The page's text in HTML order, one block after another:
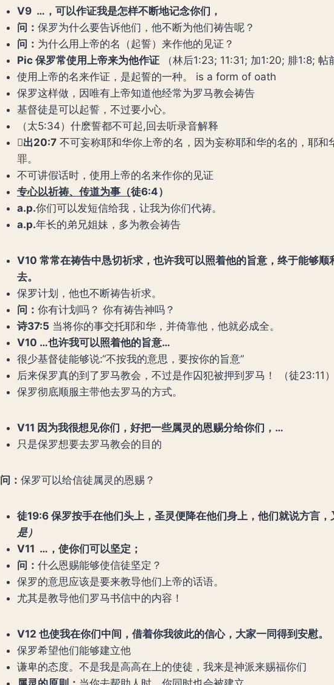
V9 …，可以作证我是怎样不断地记念你们，
问： 保罗为什么要告诉他们，他不断为他们祷告呢？
问： 为什么用上帝的名（起誓）来作他的见证？
Pic 保罗常使用上帝来为他作证 （林后1:23; 11:31; 加1:20; 腓1:8; 帖
使用上帝的名来作证，是起誓的一种。 is a form of oath
保罗这样做，因唯有上帝知道他经常为罗马教会祷告
基督徒是可以起誓，不过要小心。
（太5:34）什麽誓都不可起,回去听录音解释
出20:7 不可妄称耶和华你上帝的名，因为妄称耶和华的名的，耶和
罪。
不可讲假话时，使用上帝的名来作你的见证
专心以祈祷、传道为事（徒6:4）
a.p.你们可以发短信给我，让我为你们代祷。
a.p.年长的弟兄姐妹，多为教会祷告
V10 常常在祷告中恳切祈求，也许我可以照着他的旨意，终于能够顺
去。
保罗计划，他也不断祷告祈求。
问： 你有计划吗？ 你有祷告神吗？
诗37:5 当将你的事交托耶和华，并倚靠他，他就必成全。
V10 …也许我可以照着他的旨意…
很少基督徒能够说:“不按我的意思，要按你的旨意”
后来保罗真的到了罗马教会，不过是作囚犯被押到罗马！ （徒23:11
保罗彻底顺服主带他去罗马的方式。
V11 因为我很想见你们，好把一些属灵的恩赐分给你们，…
只是保罗想要去罗马教会的目的
问： 保罗可以给信徒属灵的恩赐？
徒19:6 保罗按手在他们头上，圣灵便降在他们身上，他们就说方言，
是）
V11 …，使你们可以坚定；
问： 什么恩赐能够使信徒坚定？
保罗的意思应该是要来教导他们上帝的话语。
尤其是教导他们罗马书信中的内容！
V12 也使我在你们中间，借着你我彼此的信心，大家一同得到安慰。
保罗希望他们能够建立他
谦卑的态度。不是我是高高在上的使徒，我来是神派来赐福你们